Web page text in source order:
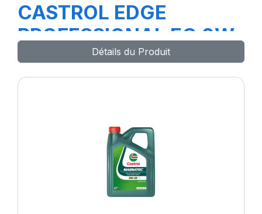
CASTROL EDGE
PROFESSIONAL EC 0W-
20 1L
Détails du Produit